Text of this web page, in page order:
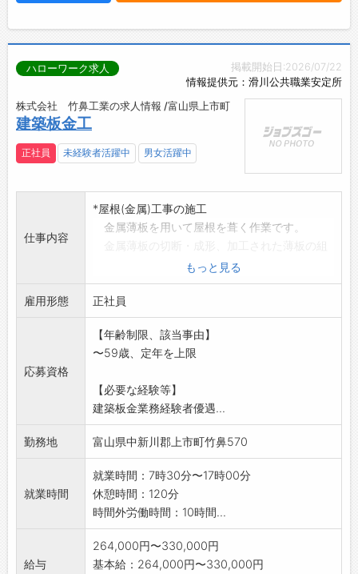
掲載開始日:2026/07/22
情報提供元：滑川公共職業安定所
ハローワーク求人
株式会社 竹鼻工業の求人情報 /富山県上市町
建築板金工
正社員 未経験者活躍中 男女活躍中
仕事内容
*屋根(金属)工事の施工
金属薄板を用いて屋根を葺く作業です。
溶接による接合、仕上げの作業など
*工場内での板金加工
◆ 経験のない方は親切にサポートい
たします ◆
【変更範囲:変更なし】
状」の交付を受けて下
さい。
もっと見る
雇用形態 正社員
応募資格
【年齢制限、該当事由】
〜59歳、定年を上限
【必要な経験等】
建築板金業務経験者優遇...
勤務地 富山県中新川郡上市町竹鼻570
就業時間
就業時間：7時30分〜17時00分
休憩時間：120分
時間外労働時間：10時間...
給与
264,000円〜330,000円
基本給：264,000円〜330,000円